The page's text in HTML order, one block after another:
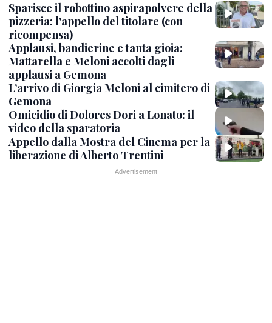
Sparisce il robottino aspirapolvere della
pizzeria: l'appello del titolare (con
ricompensa)
Applausi, bandierine e tanta gioia:
Mattarella e Meloni accolti dagli
applausi a Gemona
L’arrivo di Giorgia Meloni al cimitero di
Gemona
Omicidio di Dolores Dori a Lonato: il
video della sparatoria
Appello dalla Mostra del Cinema per la
liberazione di Alberto Trentini